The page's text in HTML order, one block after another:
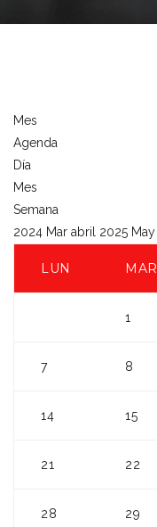
Mes
Agenda
Día
Mes
Semana
2024 Mar abril 2025 May
LUN MAR
1
7 8
14 15
21 22
28 29